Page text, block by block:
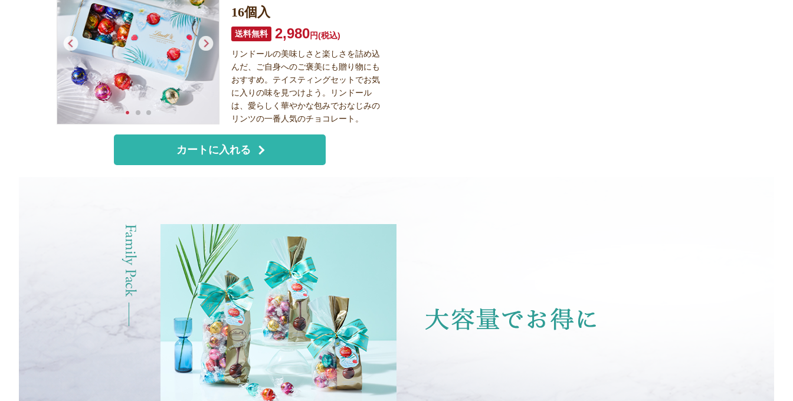
16個入
2,980円(税込)
リンドールの美味しさと楽しさを詰め込
んだ、ご自身へのご褒美にも贈り物にも
おすすめ。テイスティングセットでお気
に入りの味を見つけよう。リンドール
は、愛らしく華やかな包みでおなじみの
リンツの一番人気のチョコレート。
カートに入れる